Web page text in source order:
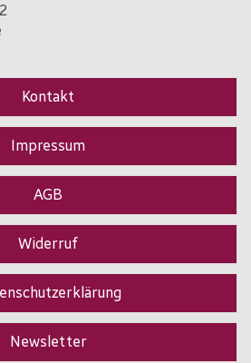
Kontakt
Impressum
AGB
Widerruf
Newsletter